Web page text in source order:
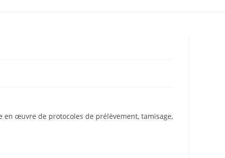
en œuvre de protocoles de prélèvement, tamisage,